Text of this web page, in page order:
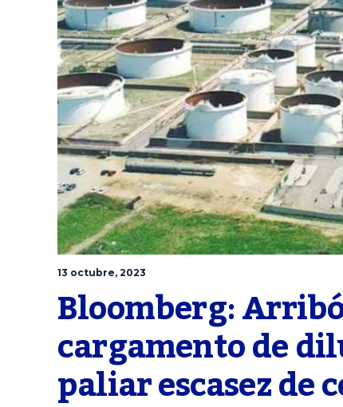
13 octubre, 2023
Bloomberg:
cargamento de
paliar escasez de